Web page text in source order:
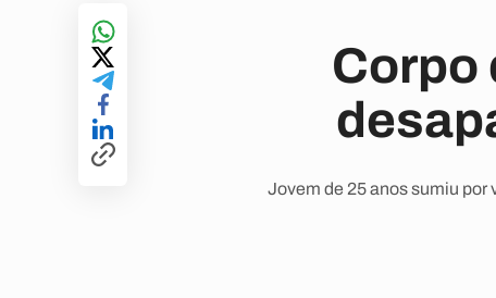
Corpo
Jovem de 25 anos sumiu por